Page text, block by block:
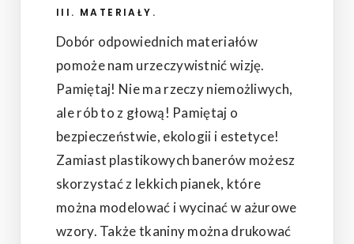
III. MATERIAŁY.
Dobór odpowiednich materiałów
pomoże nam urzeczywistnić wizję.
Pamiętaj! Nie ma rzeczy niemożliwych,
ale rób to z głową! Pamiętaj o
bezpieczeństwie, ekologii i estetyce!
Zamiast plastikowych banerów możesz
skorzystać z lekkich pianek, które
można modelować i wycinać w ażurowe
wzory. Także tkaniny można drukować